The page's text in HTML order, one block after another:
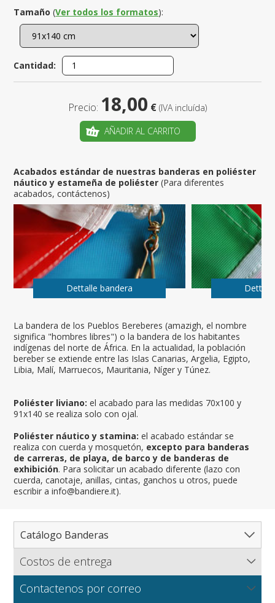
La bandera de los Pueblos Bereberes (amazigh, el nombre
significa "hombres libres") o la bandera de los habitantes
indígenas del norte de África. En la actualidad, la población
bereber se extiende entre las Islas Canarias, Argelia, Egipto,
Libia, Malí, Marruecos, Mauritania, Níger y Túnez.
Poliéster liviano: el acabado para las medidas 70x100 y
91x140 se realiza solo con ojal.
Poliéster náutico y stamina: el acabado estándar se
realiza con cuerda y mosquetón, excepto para banderas
de carreras, de playa, de barco y de banderas de
exhibición. Para solicitar un acabado diferente (lazo con
cuerda, canotaje, anillas, cintas, ganchos u otros, puede
escribir a info@bandiere.it).
Tamaño (Ver todos los formatos):
Cantidad:
Precio: 18,00 € (IVA incluída)
AÑADIR AL CARRITO
Acabados estándar de nuestras banderas en poliéster
náutico y estameña de poliéster (Para diferentes
acabados, contáctenos)
Dettalle bandera
Catálogo Banderas
Catálogo completo de banderas
Norte América
Regiones y Estados
Costos de entrega
Flagsonline.it calcula los costos de envío en función del
peso de los bienes, el tipo de pago y el método de
Contactenos por correo